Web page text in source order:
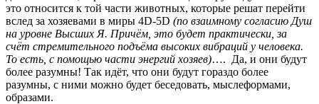
это относится к той части животных, которые решат перейти
вслед за хозяевами в миры 4D-5D (по взаимному согласию Душ
на уровне Высших Я. Причём, это будет практически, за
счёт стремительного подъёма высоких вибраций у человека.
То есть, с помощью части энергий хозяев)…. Да, и они будут
более разумны! Так идёт, что они будут гораздо более
разумны, с ними можно будет беседовать, мыслеформами,
образами.